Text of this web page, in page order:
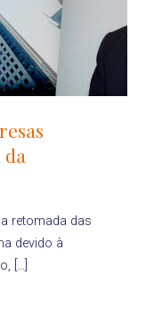
retomada das
devido à
[…]